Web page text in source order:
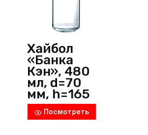
Хайбол
«Банка
Кэн», 480
мл, d=70
мм, h=165
мм, стекло,
прозрачны
Посмотреть